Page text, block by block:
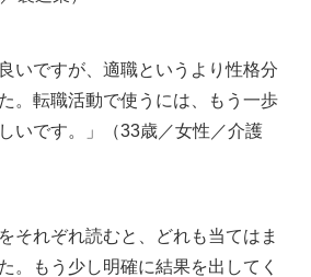
いですが、適職というより性格分
。転職活動で使うには、もう一歩
いです。」（33歳／女性／介護
それぞれ読むと、どれも当てはま
。もう少し明確に結果を出してく